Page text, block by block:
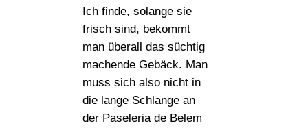
Ich finde, solange sie
frisch sind, bekommt
man überall das süchtig
machende Gebäck. Man
muss sich also nicht in
die lange Schlange an
der Paseleria de Belem